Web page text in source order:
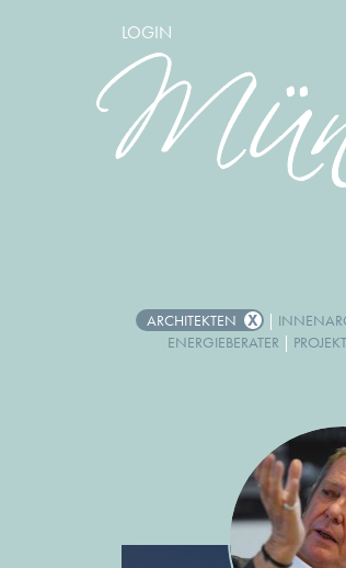
LOGIN
ARCHITEKTEN |
ENERGIEBERATER |